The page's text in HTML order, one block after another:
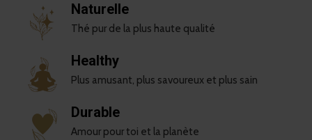
Naturelle
Thé pur de la plus haute qualité
Healthy
Plus amusant, plus savoureux et plus sain
Durable
Amour pour toi et la planète